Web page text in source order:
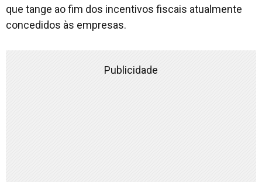
que tange ao fim dos incentivos fiscais atualmente
concedidos às empresas.
Publicidade